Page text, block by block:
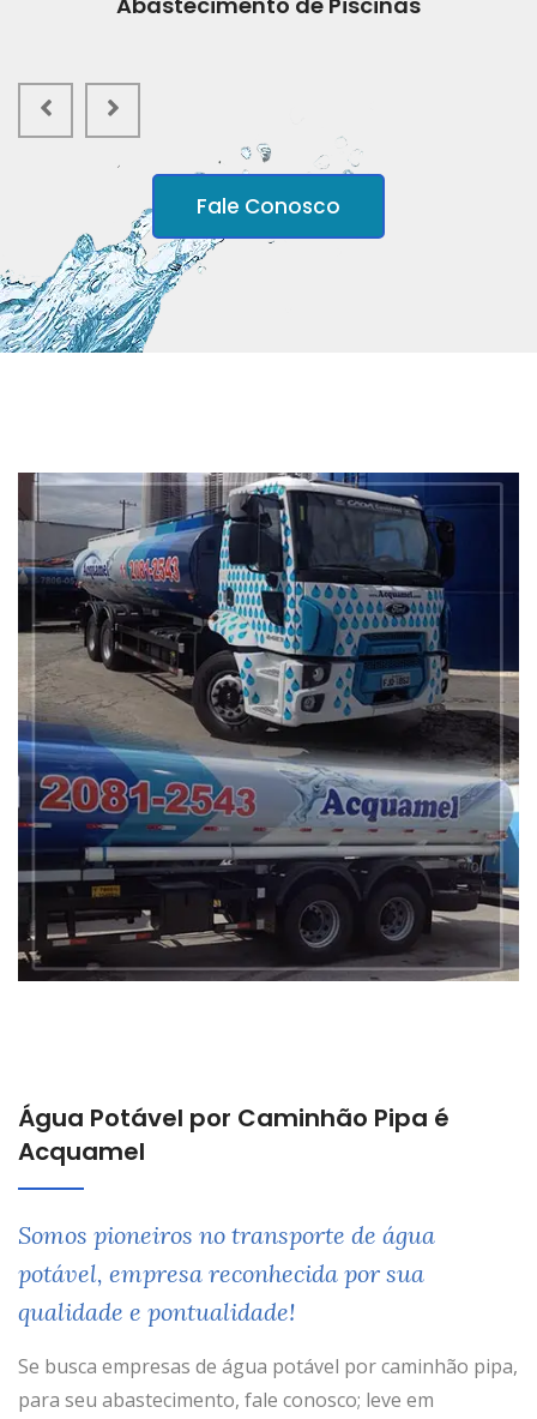
Fale Conosco
Água Potável por Caminhão Pipa é
Acquamel
Somos pioneiros no transporte de água
potável, empresa reconhecida por sua
qualidade e pontualidade!
Se busca empresas de água potável por caminhão pipa,
para seu abastecimento, fale conosco; leve em